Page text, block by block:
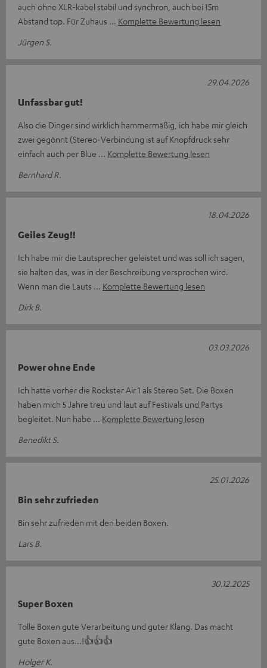
auch ohne XLR-kabel stabil und synchron, auch bei 15m
Abstand top. Für Zuhaus
Komplette Bewertung lesen
Jürgen S.
Unfassbar gut!
Also die Dinger sind wirklich hammermäßig, ich habe mir gleich
zwei gegönnt (Stereo-Verbindung ist auf Knopfdruck sehr
einfach auch per Blue
Komplette Bewertung lesen
Bernhard R.
29.04.2026
Geiles Zeug!!
Ich habe mir die Lautsprecher geleistet und was soll ich sagen,
sie halten das, was in der Beschreibung versprochen wird.
Wenn man die Lauts
Komplette Bewertung lesen
Dirk B.
18.04.2026
Power ohne Ende
Ich hatte vorher die Rockster Air 1 als Stereo Set. Die Boxen
haben mich 5 Jahre treu und laut auf Festivals und Partys
begleitet. Nun habe
Komplette Bewertung lesen
Benedikt S.
03.03.2026
Bin sehr zufrieden
Bin sehr zufrieden mit den beiden Boxen.
Lars B.
25.01.2026
Super Boxen
Tolle Boxen gute Verarbeitung und guter Klang. Das macht
gute Boxen aus...!👍👍👍
Holger K.
30.12.2025